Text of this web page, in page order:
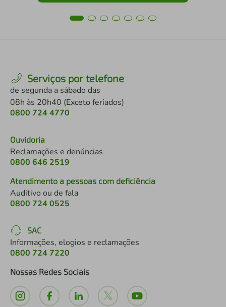
Serviços por telefone
de segunda a sábado das
08h às 20h40 (Exceto feriados)
0800 724 4770
Ouvidoria
Reclamações e denúncias
0800 646 2519
Atendimento a pessoas com deficiência
Auditivo ou de fala
0800 724 0525
SAC
Informações, elogios e reclamações
0800 724 7220
Nossas Redes Sociais